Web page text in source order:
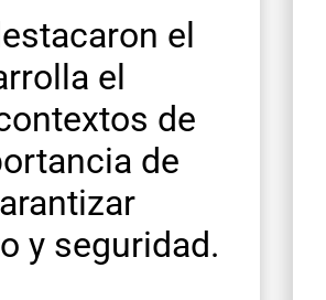
el
el
de
de
y seguridad.